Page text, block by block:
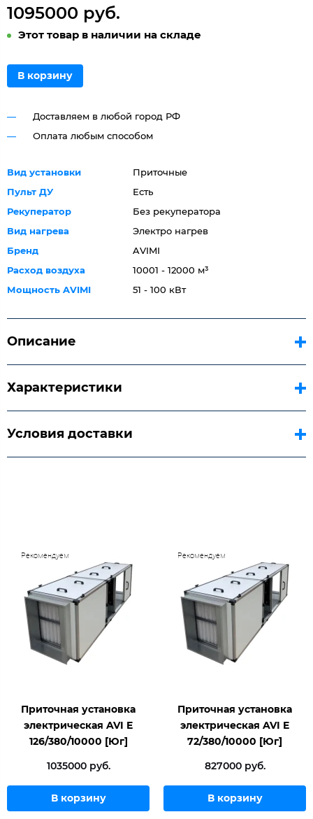
1095000 руб.
Этот товар в наличии на складе
В корзину
Доставляем в любой город РФ
Оплата любым способом
Вид установки
Приточные
Пульт ДУ
Есть
Рекуператор
Без рекуператора
Вид нагрева
Электро нагрев
Бренд
AVIMI
Расход воздуха
10001 - 12000 м³
Мощность AVIMI
51 - 100 кВт
Описание
Характеристики
Условия доставки
Рекомендуем
Приточная установка
электрическая AVI E
126/380/10000 [Юг]
1035000 руб.
В корзину
Рекомендуем
Приточная установка
электрическая AVI E
72/380/10000 [Юг]
827000 руб.
В корзину